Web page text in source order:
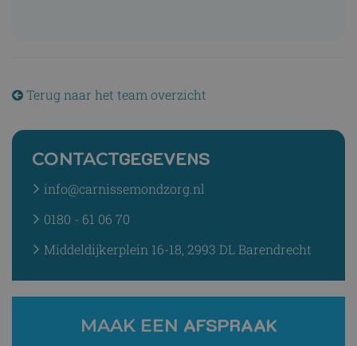
Terug naar het team overzicht
CONTACTGEGEVENS
info@carnissemondzorg.nl
0180 - 61 06 70
Middeldijkerplein 16-18, 2993 DL Barendrecht
MAAK EEN AFSPRAAK